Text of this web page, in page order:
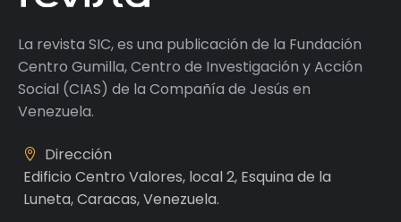
La revista SIC, es una publicación de la Fundación
Centro Gumilla, Centro de Investigación y Acción
Social (CIAS) de la Compañía de Jesús en
Venezuela.
Dirección
Edificio Centro Valores, local 2, Esquina de la
Luneta, Caracas, Venezuela.